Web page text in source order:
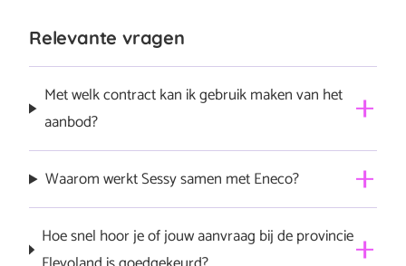
Relevante vragen
Met welk contract kan ik gebruik maken van het
aanbod?
stroomcontract bij Eneco hebt. Dit kan zowel een
Waarom werkt Sessy samen met Eneco?
helpen balanceren. Zo maken we samen zonne-energie
Hoe snel hoor je of jouw aanvraag bij de provincie